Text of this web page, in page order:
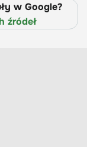
w Google?
źródeł